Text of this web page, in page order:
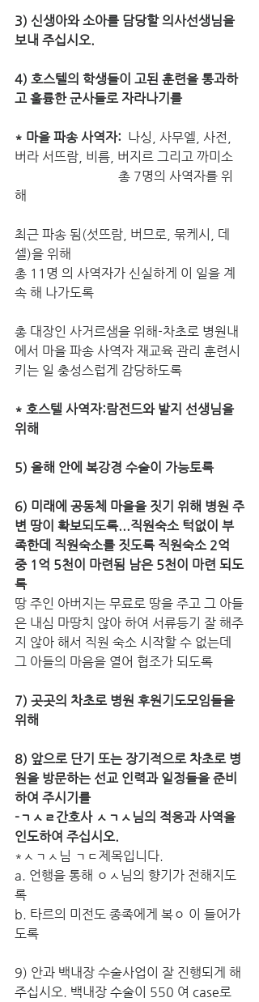
3) 신생아와 소아를 담당할 의사선생님을
보내 주십시오.
4) 호스텔의 학생들이 고된 훈련을 통과하
고 훌륭한 군사들로 자라나기를
* 마을 파송 사역자: 나싱, 사무엘, 사전,
버라 서뜨람, 비름, 버지르 그리고 까미소
해
최근 파송 됨(섯뜨람, 버므로, 묶케시, 데
셀)을 위해
총 11명 의 사역자가 신실하게 이 일을 계
속 해 나가도록
총 대장인 사거르샘을 위해-차초로 병원내
에서 마을 파송 사역자 재교육 관리 훈련시
키는 일 충성스럽게 감당하도록
* 호스텔 사역자:람전드와 발지 선생님을
위해
5) 올해 안에 복강경 수술이 가능토록
6) 미래에 공동체 마을을 짓기 위해 병원 주
변 땅이 확보되도록...직원숙소 턱없이 부
족한데 직원숙소를 짓도록 직원숙소 2억
중 1억 5천이 마련됨 남은 5천이 마련 되도
록
땅 주인 아버지는 무료로 땅을 주고 그 아들
은 내심 마땅치 않아 하여 서류등기 잘 해주
지 않아 해서 직원 숙소 시작할 수 없는데
그 아들의 마음을 열어 협조가 되도록
7) 곳곳의 차초로 병원 후원기도모임들을
위해
8) 앞으로 단기 또는 장기적으로 차초로 병
원을 방문하는 선교 인력과 일정들을 준비
하여 주시기를
-ㄱㅅㄹ간호사 ㅅㄱㅅ님의 적응과 사역을
인도하여 주십시오.
*ㅅㄱㅅ님 ㄱㄷ제목입니다.
a. 언행을 통해 ㅇㅅ님의 향기가 전해지도
록
b. 타르의 미전도 종족에게 복ㅇ 이 들어가
도록
9) 안과 백내장 수술사업이 잘 진행되게 해
주십시오. 백내장 수술이 550 여 case로